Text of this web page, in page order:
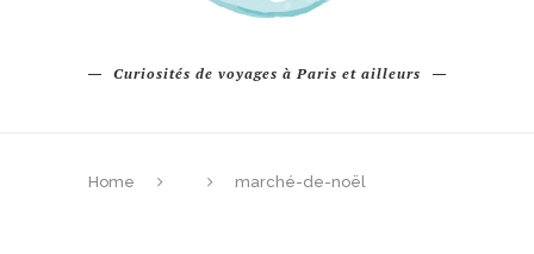
Curiosités de voyages à Paris et ailleurs
Home marché-de-noël